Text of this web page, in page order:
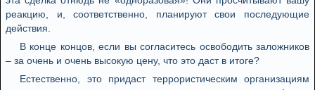
реакцию, и, соответственно, планируют свои последующие
действия.
В конце концов, если вы согласитесь освободить заложников
– за очень и очень высокую цену, что это даст в итоге?
Естественно, это придаст террористическим организациям